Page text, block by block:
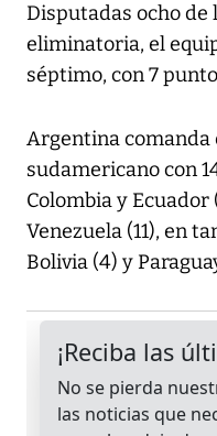
Disputadas ocho de
eliminatoria, el
séptimo, con 7
Argentina
sudamericano con
Colombia y Ecuador
Venezuela (11), en
Bolivia (4) y